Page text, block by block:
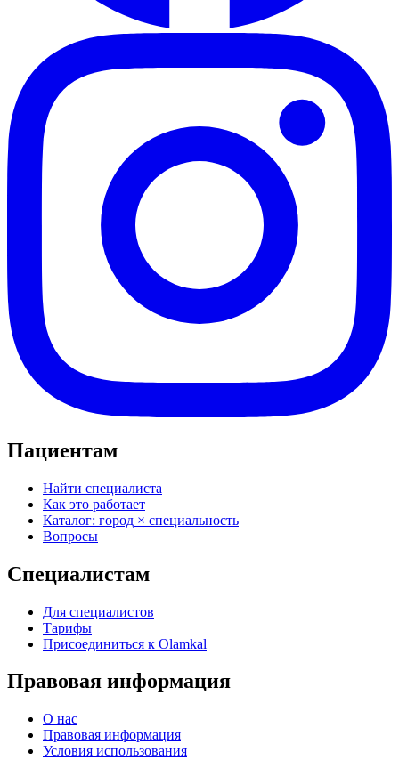
Пациентам
Найти специалиста
Как это работает
Каталог: город × специальность
Вопросы
Специалистам
Для специалистов
Тарифы
Присоединиться к Olamkal
Правовая информация
О нас
Правовая информация
Условия использования